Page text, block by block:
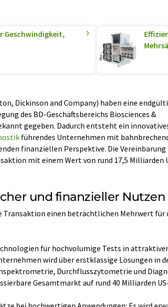
Geschwindigkeit,
Dickinson and Company) haben eine
des BD-Geschäftsbereichs Biosciences &
gegeben. Dadurch entsteht ein
führendes Unternehmen mit
finanziellen Perspektive. Die Vereinbarung
mit einem Wert von rund 17,5 Milliarden
und finanzieller Nutzen
Transaktion einen beträchtlichen Mehrwert für
für hochvolumige Tests in
wird über erstklassige Lösungen in
Durchflusszytometrie und
Gesamtmarkt auf rund 40 Milliarden